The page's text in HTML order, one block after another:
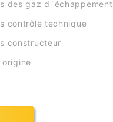
des gaz d´échappement
contrôle technique
constructeur